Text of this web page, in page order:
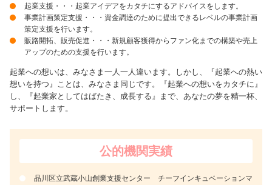
起業支援・・・起業アイデアをカタチにするアドバイスをします。
事業計画策定支援・・・資金調達のために提出できるレベルの事業計画
策定支援を行います。
販路開拓、販売促進・・・新規顧客獲得からファン化までの構築や売上
アップのための支援を行います。
起業への想いは、みなさま一人一人違います。しかし、『起業への熱い
想いを持つ』ことは、みなさま同じです。『起業への想いをカタチに』
し、『起業家としてはばたき、成長する』まで、あなたの夢を精一杯、
サポートします。
公的機関実績
品川区立武蔵小山創業支援センター チーフインキュベーションマ